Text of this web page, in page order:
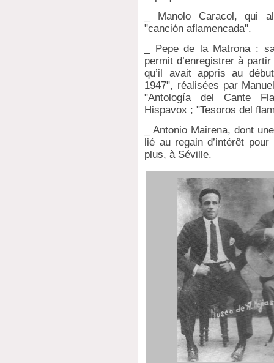
_ Manolo Caracol, qui
"canción aflamencada".
_ Pepe de la Matrona :
permit d’enregistrer à
qu’il avait appris au
1947", réalisées par
"Antología del Cante
Hispavox ; "Tesoros del
_ Antonio Mairena, dont
lié au regain d’intérêt
plus, à Séville.